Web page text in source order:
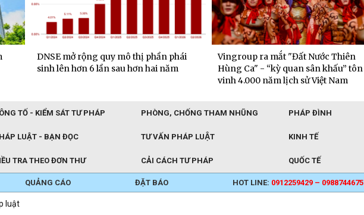
DNSE mở rộng quy mô thị phần phái
sinh lên hơn 6 lần sau hơn hai năm
Vingroup ra mắt "Đất Nước Thiên
Hùng Ca" - “kỳ quan sân khấu” tôn
vinh 4.000 năm lịch sử Việt Nam
TỐ - KIỂM SÁT TƯ PHÁP PHÒNG, CHỐNG THAM NHŨNG PHÁP ĐÌNH
LUẬT - BẠN ĐỌC TƯ VẤN PHÁP LUẬT KINH TẾ
TRA THEO ĐƠN THƯ CẢI CÁCH TƯ PHÁP QUỐC TẾ
QUẢNG CÁO ĐẶT BÁO HOT LINE: 0912259429 – 0988744675
luật